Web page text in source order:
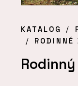
KATALOG
RODINNÉ